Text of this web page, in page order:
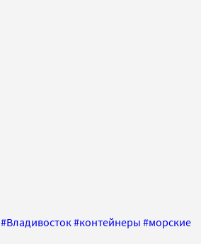
#Владивосток#контейнеры #морские